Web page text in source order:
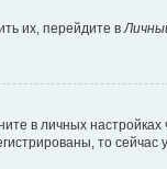
их, перейдите в
в личных настройках
то сейчас